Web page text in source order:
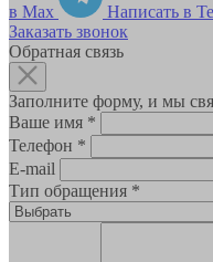
в Max
Написать в
Заказать звонок
Обратная связь
Заполните форму, и мы
Ваше имя *
Телефон *
E-mail
Тип обращения *